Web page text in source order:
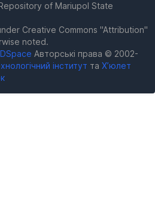
of Mariupol State
Creative Commons "Attribution"
noted.
Авторські права © 2002-
інститут та Х’юлет